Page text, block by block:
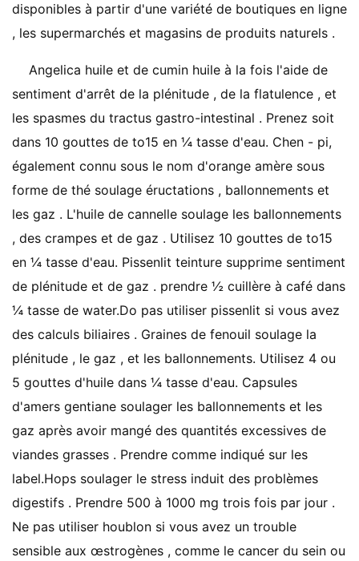
disponibles à partir d'une variété de boutiques en ligne
, les supermarchés et magasins de produits naturels .
Angelica huile et de cumin huile à la fois l'aide de
sentiment d'arrêt de la plénitude , de la flatulence , et
les spasmes du tractus gastro-intestinal . Prenez soit
dans 10 gouttes de to15 en ¼ tasse d'eau. Chen - pi,
également connu sous le nom d'orange amère sous
forme de thé soulage éructations , ballonnements et
les gaz . L'huile de cannelle soulage les ballonnements
, des crampes et de gaz . Utilisez 10 gouttes de to15
en ¼ tasse d'eau. Pissenlit teinture supprime sentiment
de plénitude et de gaz . prendre ½ cuillère à café dans
¼ tasse de water.Do pas utiliser pissenlit si vous avez
des calculs biliaires . Graines de fenouil soulage la
plénitude , le gaz , et les ballonnements. Utilisez 4 ou
5 gouttes d'huile dans ¼ tasse d'eau. Capsules
d'amers gentiane soulager les ballonnements et les
gaz après avoir mangé des quantités excessives de
viandes grasses . Prendre comme indiqué sur les
label.Hops soulager le stress induit des problèmes
digestifs . Prendre 500 à 1000 mg trois fois par jour .
Ne pas utiliser houblon si vous avez un trouble
sensible aux œstrogènes , comme le cancer du sein ou